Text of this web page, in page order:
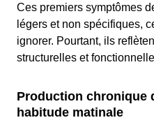
Ces premiers symptômes
légers et non spécifiques,
ignorer. Pourtant, ils
structurelles et
Production chronique
habitude matinale